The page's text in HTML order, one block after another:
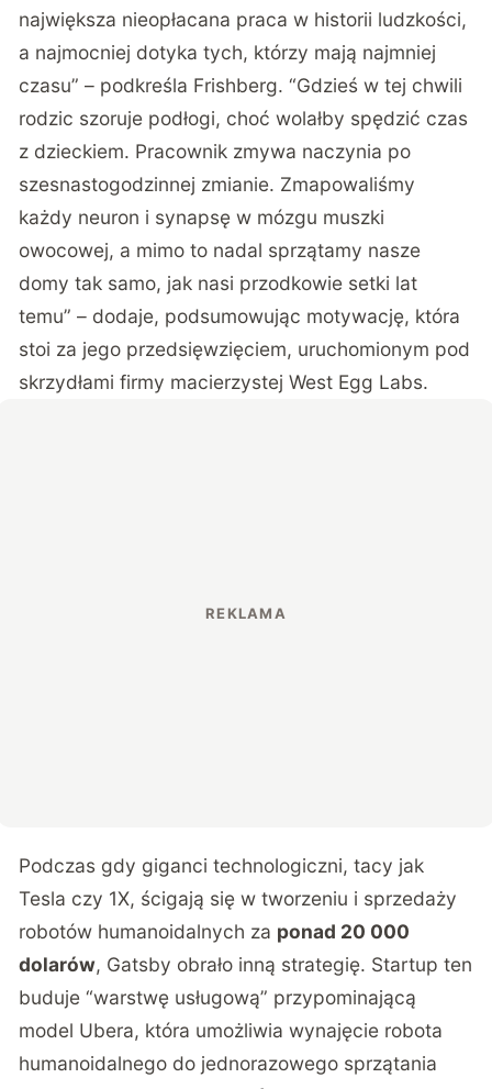
największa nieopłacana praca w historii ludzkości,
a najmocniej dotyka tych, którzy mają najmniej
czasu” – podkreśla Frishberg. “Gdzieś w tej chwili
rodzic szoruje podłogi, choć wolałby spędzić czas
z dzieckiem. Pracownik zmywa naczynia po
szesnastogodzinnej zmianie. Zmapowaliśmy
każdy neuron i synapsę w mózgu muszki
owocowej, a mimo to nadal sprzątamy nasze
domy tak samo, jak nasi przodkowie setki lat
temu” – dodaje, podsumowując motywację, która
stoi za jego przedsięwzięciem, uruchomionym pod
skrzydłami firmy macierzystej West Egg Labs.
Podczas gdy giganci technologiczni, tacy jak
Tesla czy 1X, ścigają się w tworzeniu i sprzedaży
robotów humanoidalnych za ponad 20 000
dolarów, Gatsby obrało inną strategię. Startup ten
buduje “warstwę usługową” przypominającą
model Ubera, która umożliwia wynajęcie robota
humanoidalnego do jednorazowego sprzątania